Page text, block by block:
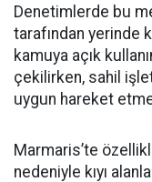
Denetimlerde bu
tarafından yerinde
kamuya açık
çekilirken, sahil
uygun hareket
Marmaris’te
nedeniyle kıyı